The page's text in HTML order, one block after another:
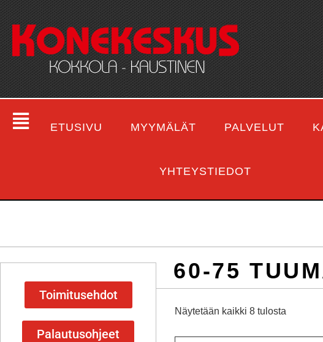
ETUSIVU MYYMÄLÄT PALVELUT
YHTEYSTIEDOT
Toimitusehdot
Palautusohjeet
60-75
Näytetään kaikki 8 tulosta